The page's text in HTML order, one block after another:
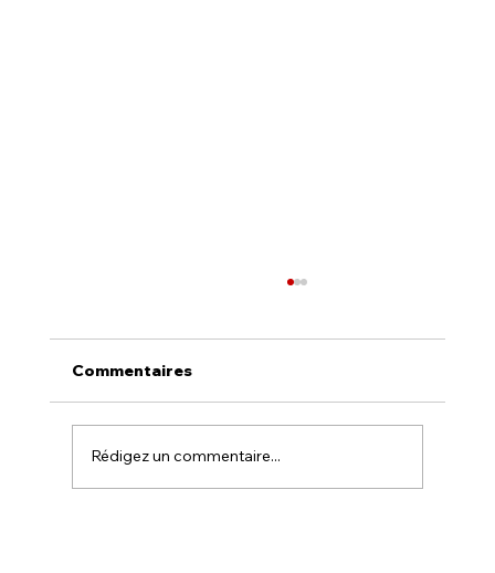
Commentaires
Rédigez un commentaire...